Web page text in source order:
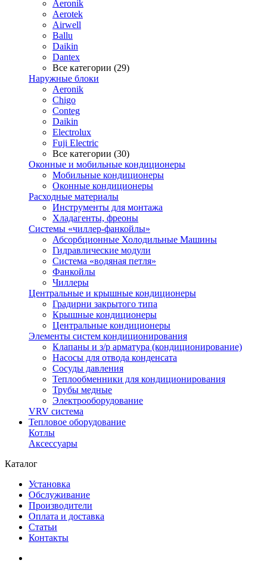
Aeronik
Aerotek
Airwell
Ballu
Daikin
Dantex
Все категории (29)
Наружные блоки
Aeronik
Chigo
Conteg
Daikin
Electrolux
Fuji Electric
Все категории (30)
Оконные и мобильные кондиционеры
Мобильные кондиционеры
Оконные кондиционеры
Расходные материалы
Инструменты для монтажа
Хладагенты, фреоны
Системы «чиллер-фанкойлы»
Абсорбционные Холодильные Машины
Гидравлические модули
Система «водяная петля»
Фанкойлы
Чиллеры
Центральные и крышные кондиционеры
Градирни закрытого типа
Крышные кондиционеры
Центральные кондиционеры
Элементы систем кондиционирования
Клапаны и з/р арматура (кондиционирование)
Насосы для отвода конденсата
Сосуды давления
Теплообменники для кондиционирования
Трубы медные
Электрооборудование
VRV система
Тепловое оборудование
Котлы
Аксессуары
Каталог
Установка
Обслуживание
Производители
Оплата и доставка
Статьи
Контакты